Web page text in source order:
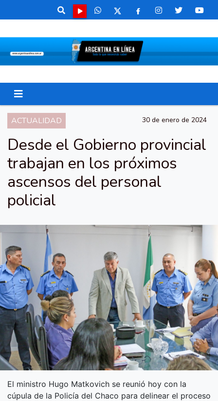
ACTUALIDAD 30 de enero de 2024
Desde el Gobierno provincial
trabajan en los próximos
ascensos del personal
policial
El ministro Hugo Matkovich se reunió hoy con la
cúpula de la Policía del Chaco para delinear el proceso